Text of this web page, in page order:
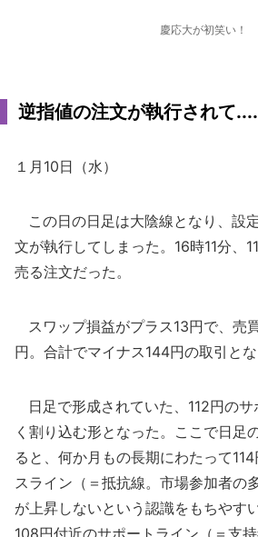
慶応大が初笑い！
逆指値の注文が執行されて
１月10日（水）
この日の日足は大陰線となり、設
文が執行してしまった。16時11分、
売る注文だった。
スワップ損益がプラス13円で、売
円。合計でマイナス144円の取引とな
日足で形成されていた、112円のサ
く割り込む形となった。ここで日足
ると、何か月もの長期にわたって
スライン（＝抵抗線。市場参加者の
が上昇しないという認識をもちやす
108円付近のサポートライン（＝支